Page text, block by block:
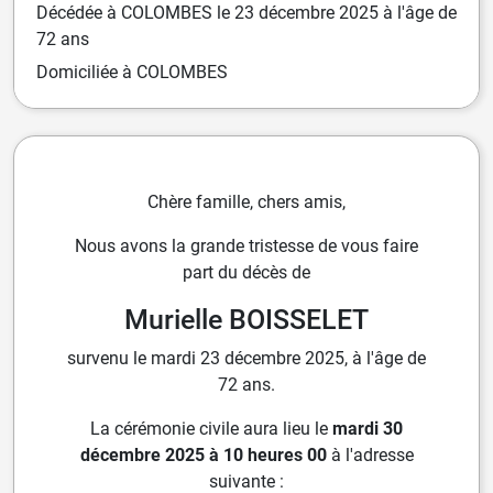
Décédée à COLOMBES le 23 décembre 2025 à l'âge de
72 ans
Domiciliée à COLOMBES
Chère famille, chers amis,
Nous avons la grande tristesse de vous faire
part du décès de
Murielle BOISSELET
survenu le mardi 23 décembre 2025, à l'âge de
72 ans.
La cérémonie civile aura lieu le mardi 30
décembre 2025 à 10 heures 00à l'adresse
suivante :